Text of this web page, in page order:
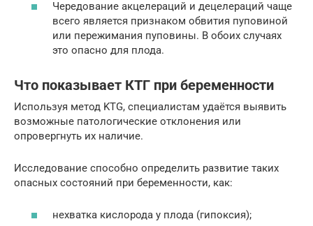
Чередование акцелераций и децелераций чаще
всего является признаком обвития пуповиной
или пережимания пуповины. В обоих случаях
это опасно для плода.
Что показывает КТГ при беременности
Используя метод KTG, специалистам удаётся выявить
возможные патологические отклонения или
опровергнуть их наличие.
Исследование способно определить развитие таких
опасных состояний при беременности, как:
нехватка кислорода у плода (гипоксия);